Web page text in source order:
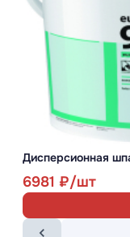
Дисперсионная
6981